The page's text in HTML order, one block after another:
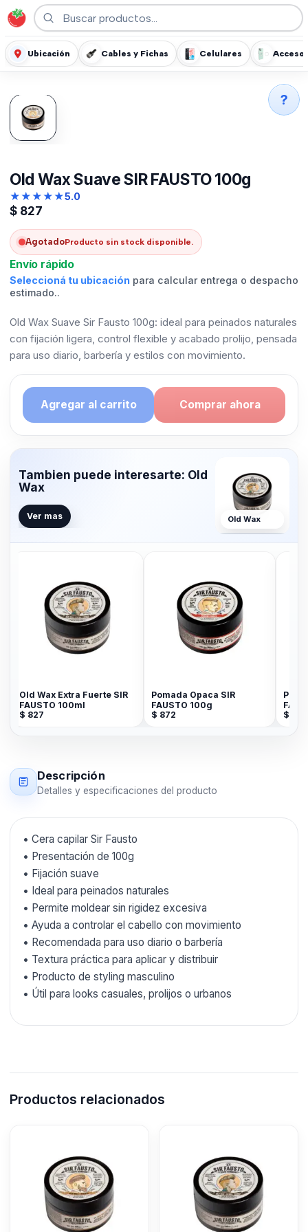
Ubicación Cables y Fichas Celulares
Old Wax Suave SIR FAUSTO 100g
★★★★★5.0
$ 827
AgotadoProducto sin stock disponible.
Envío rápido
Seleccioná tu ubicación para calcular entrega o despacho
estimado..
Old Wax Suave Sir Fausto 100g: ideal para peinados naturales
con fijación ligera, control flexible y acabado prolijo, pensada
para uso diario, barbería y estilos con movimiento.
Agregar al carrito Comprar ahora
Tambien puede interesarte: Old
Wax
Ver mas Old Wax
Old Wax Extra Fuerte SIR
FAUSTO 100ml
$ 827
Pomada Opaca SIR
FAUSTO 100g
$ 872
$
Descripción
Detalles y especificaciones del producto
• Cera capilar Sir Fausto
• Presentación de 100g
• Fijación suave
• Ideal para peinados naturales
• Permite moldear sin rigidez excesiva
• Ayuda a controlar el cabello con movimiento
• Recomendada para uso diario o barbería
• Textura práctica para aplicar y distribuir
• Producto de styling masculino
• Útil para looks casuales, prolijos o urbanos
Productos relacionados
?